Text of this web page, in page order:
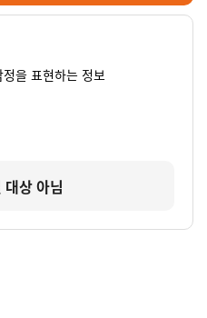
을 표현하는 정보
대상 아님